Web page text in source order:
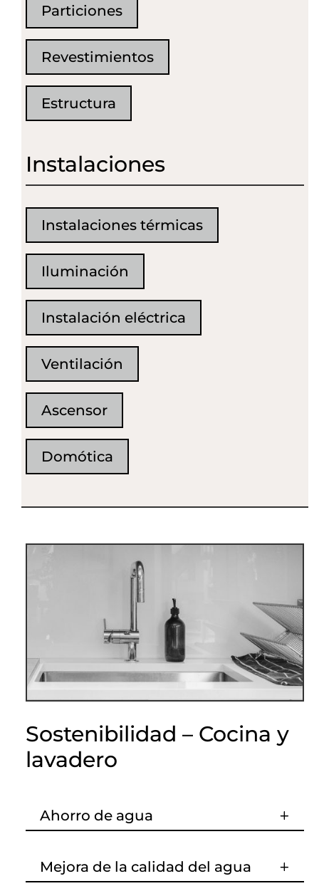
Particiones
Revestimientos
Estructura
Instalaciones
Instalaciones térmicas
Iluminación
Instalación eléctrica
Ventilación
Ascensor
Domótica
Sostenibilidad – Cocina y
lavadero
Ahorro de agua
Mejora de la calidad del agua